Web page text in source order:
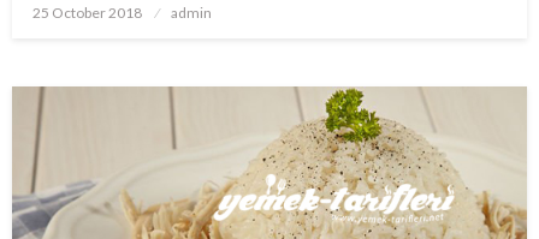
Posted
25 October 2018 admin